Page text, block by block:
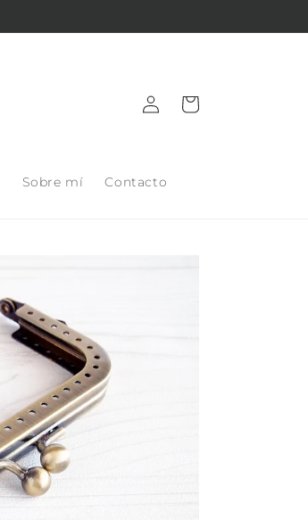
Sobre mí Contacto
Iniciar
sesión
Carrito